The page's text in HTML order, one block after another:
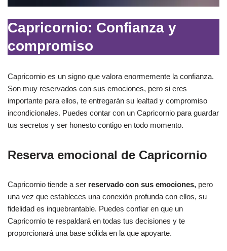
Capricornio: Confianza y
compromiso
Capricornio es un signo que valora enormemente la confianza.
Son muy reservados con sus emociones, pero si eres
importante para ellos, te entregarán su lealtad y compromiso
incondicionales. Puedes contar con un Capricornio para guardar
tus secretos y ser honesto contigo en todo momento.
Reserva emocional de Capricornio
Capricornio tiende a ser reservado con sus emociones, pero
una vez que estableces una conexión profunda con ellos, su
fidelidad es inquebrantable. Puedes confiar en que un
Capricornio te respaldará en todas tus decisiones y te
proporcionará una base sólida en la que apoyarte.